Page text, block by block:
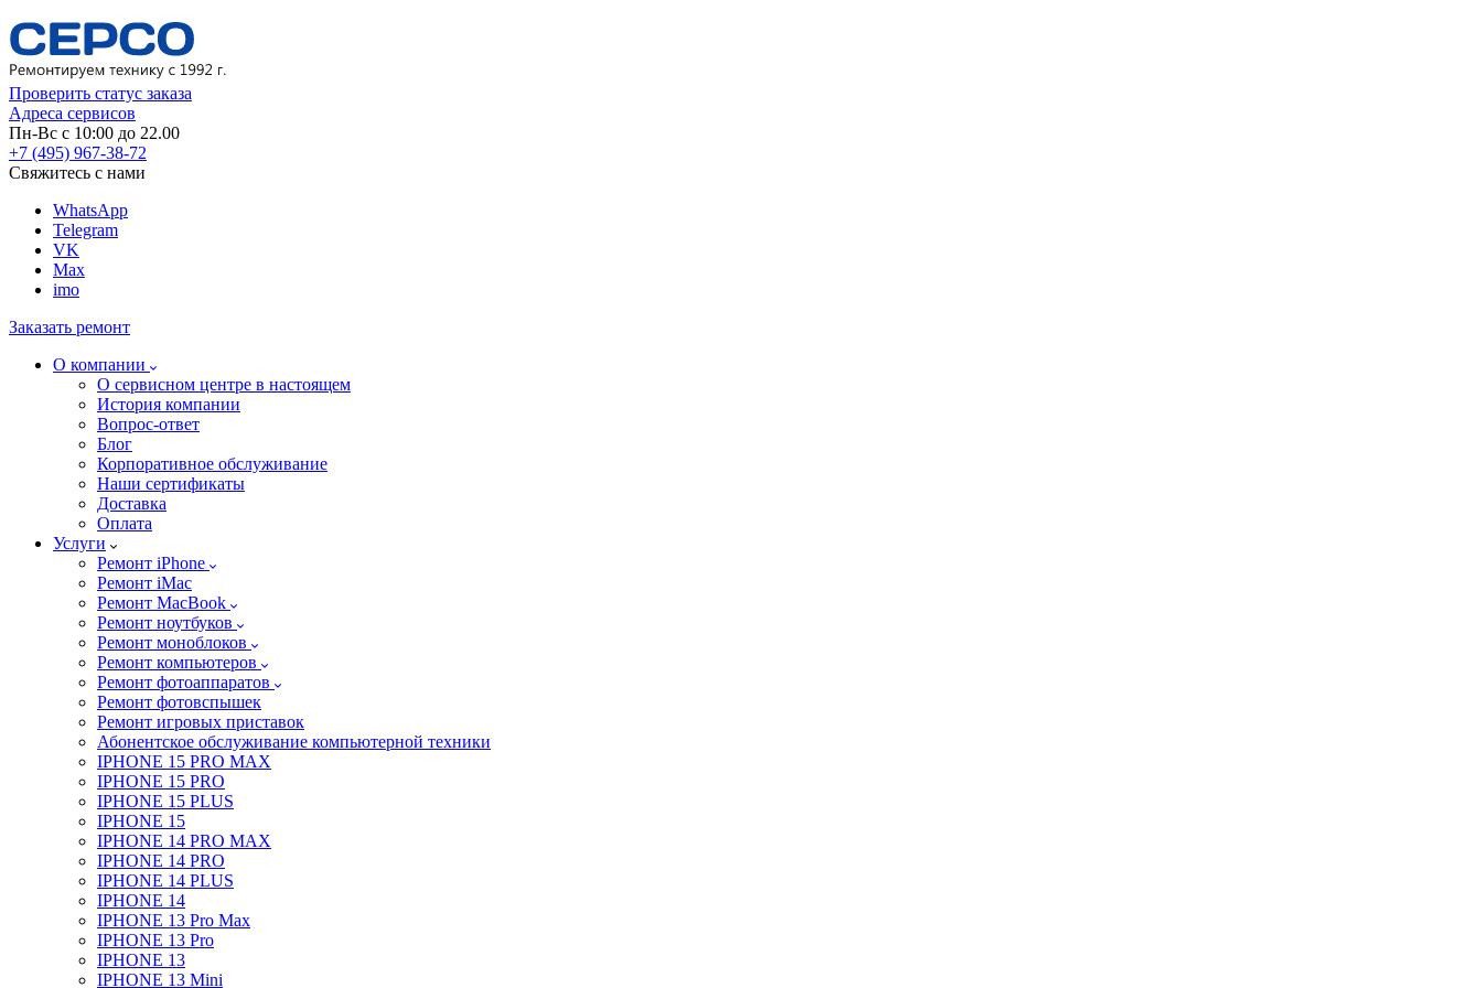
Проверить статус заказа
Адреса сервисов
Пн-Вс с 10:00 до 22.00
+7 (495) 967-38-72
Свяжитесь с нами
WhatsApp
Telegram
VK
Max
imo
Заказать ремонт
О компании
О сервисном центре в настоящем
История компании
Вопрос-ответ
Блог
Корпоративное обслуживание
Наши сертификаты
Доставка
Оплата
Услуги
Ремонт iPhone
Ремонт iMac
Ремонт MacBook
Ремонт ноутбуков
Ремонт моноблоков
Ремонт компьютеров
Ремонт фотоаппаратов
Ремонт фотовспышек
Ремонт игровых приставок
Абонентское обслуживание компьютерной техники
IPHONE 15 PRO MAX
IPHONE 15 PRO
IPHONE 15 PLUS
IPHONE 15
IPHONE 14 PRO MAX
IPHONE 14 PRO
IPHONE 14 PLUS
IPHONE 14
IPHONE 13 Pro Max
IPHONE 13 Pro
IPHONE 13
IPHONE 13 Mini